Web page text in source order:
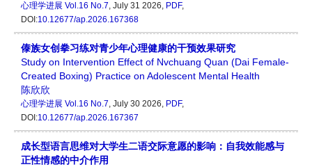
心理学进展 Vol.16 No.7, July 31 2026, PDF,
DOI:10.12677/ap.2026.167368
傣族女创拳习练对青少年心理健康的干预效果研究
Study on Intervention Effect of Nvchuang Quan (Dai Female-
Created Boxing) Practice on Adolescent Mental Health
陈欣欣
心理学进展 Vol.16 No.7, July 30 2026, PDF,
DOI:10.12677/ap.2026.167367
成长型语言思维对大学生二语交际意愿的影响：自我效能感与
正性情感的中介作用